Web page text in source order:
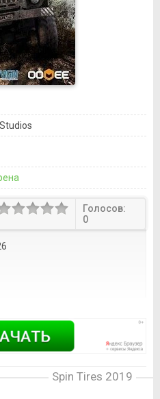
Голосов:
0
Spin Tires 2019